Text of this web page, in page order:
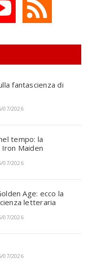
fantascienza di
07/2026
tempo: la
Maiden
07/2026
Age: ecco la
letteraria
07/2026
07/2026